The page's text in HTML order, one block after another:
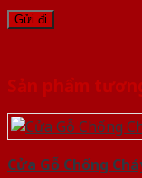
Sản phẩm
Cửa Gỗ Chống